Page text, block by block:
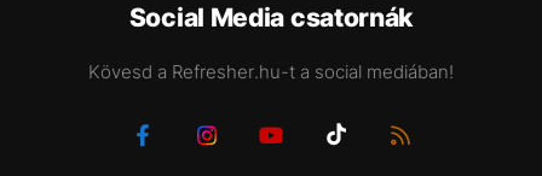
Social Media csatornák
Kövesd a Refresher.hu-t a social mediában!